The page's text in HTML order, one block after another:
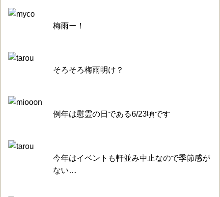
梅雨ー！
そろそろ梅雨明け？
例年は慰霊の日である6/23頃です
今年はイベントも軒並み中止なので季節感が
ない…